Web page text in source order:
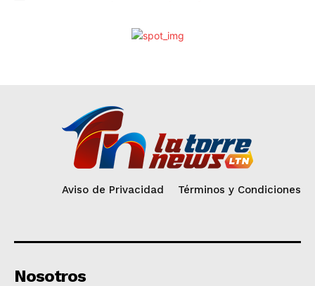
Aviso de Privacidad Términos y Condiciones
Nosotros